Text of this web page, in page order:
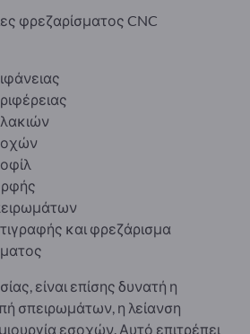
φρεζαρίσματος CNC
και φρεζάρισμα
είναι επίσης δυνατή η
σπειρωμάτων, η λείανση
εσοχών. Αυτό επιτρέπει